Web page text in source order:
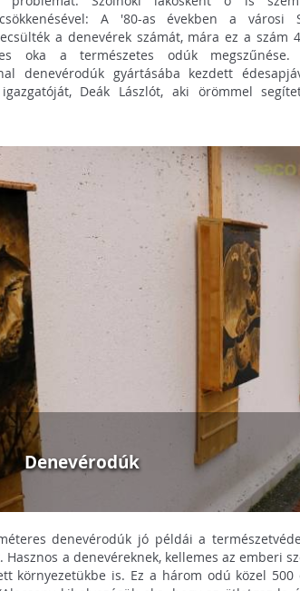
A '80-as években a városi
a denevérek számát, mára ez a szám
oka a természetes odúk megszűnése.
denevérodúk gyártásába kezdett
Deák Lászlót, aki örömmel
Denevérodúk
denevérodúk jó példái a
Hasznos a denevéreknek, kellemes az emberi
környezetükbe is. Ez a három odú közel 500